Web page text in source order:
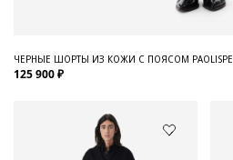
ЧЕРНЫЕ ШОРТЫ ИЗ КОЖИ С ПОЯСОМ PAOLISPE
125 900 ₽